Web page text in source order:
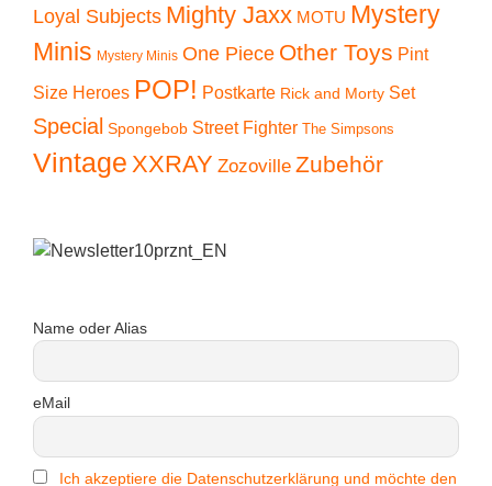
Loyal Subjects Mighty Jaxx MOTU Mystery
Minis Mystery Minis One Piece Other Toys Pint
Size Heroes POP! Postkarte Rick and Morty Set
Special Spongebob Street Fighter The Simpsons
Vintage XXRAY Zozoville Zubehör
Name oder Alias
eMail
Ich akzeptiere die Datenschutzerklärung und möchte den